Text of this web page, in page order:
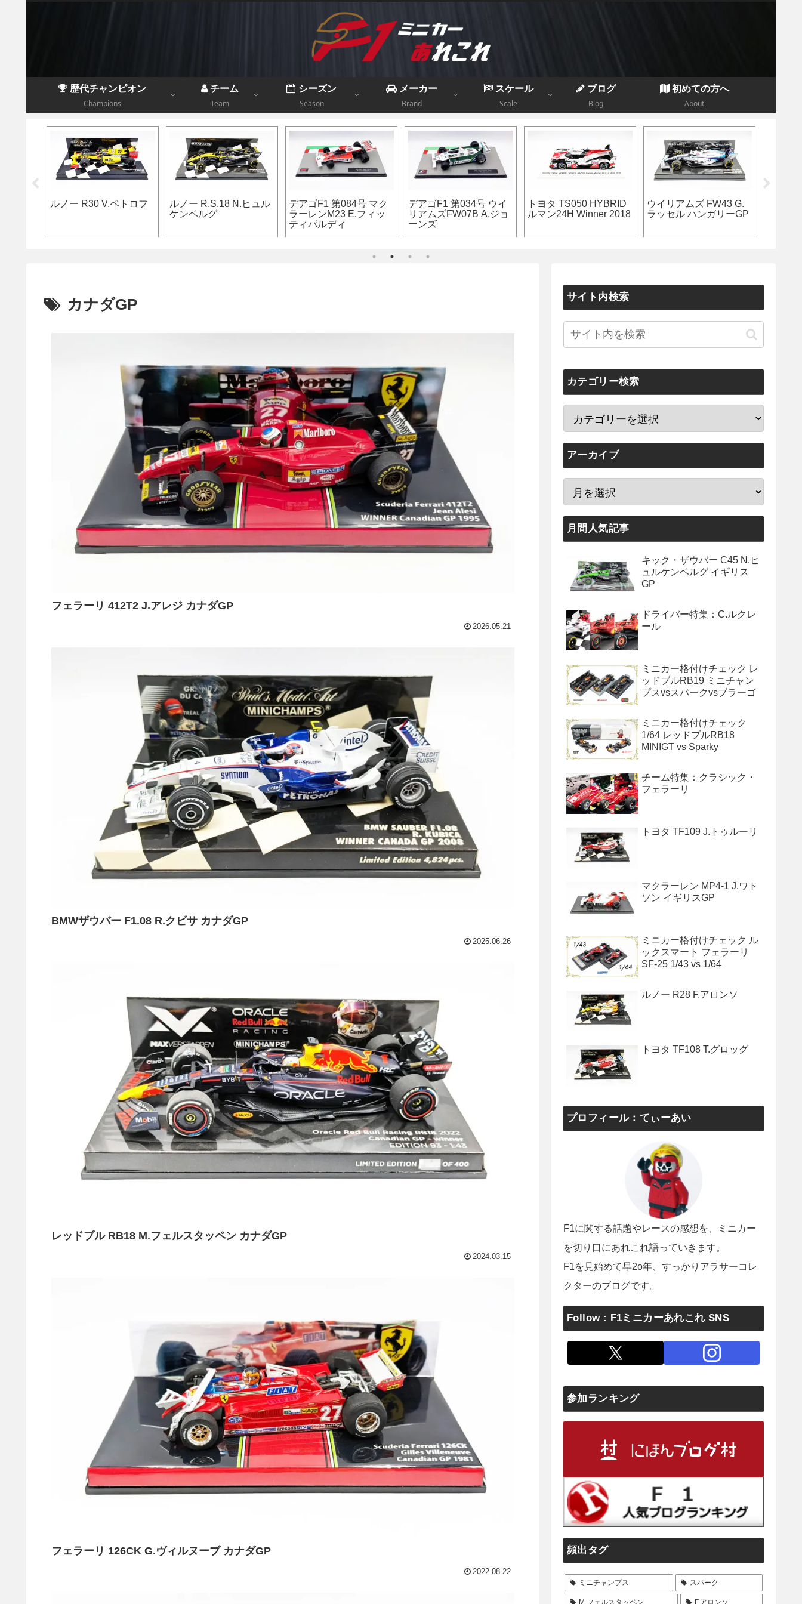
歴代チャンピオン
Champions
チーム
Team
シーズン
Season
メーカー
Brand
スケール
Scale
ブログ
Blog
初めての方へ
About
デアゴF1 第078号 BRM
レイトンハウスマーチ
881 I.カペリ
ルノー R.S.17 R.クビサ
ハンガリーテスト
フェラーリ F2007 F.マ
ッサ
フェラーリ SF70H K.ラ
イコネン モナコGP
メルセデス W12 L.ハミ
ルトン ブラジルGP
カナダGP
フェラーリ 412T2 J.アレジ カナダGP
2026.05.21
BMWザウバー F1.08 R.クビサ カナダGP
2025.06.26
レッドブル RB18 M.フェルスタッペン カナダGP
2024.03.15
フェラーリ 126CK G.ヴィルヌーブ カナダGP
2022.08.22
サイト内検索
カテゴリー検索
アーカイブ
月間人気記事
キック・ザウバー C45 N.ヒ
ュルケンベルグ イギリス
GP
ドライバー特集：C.ルクレ
ール
ミニカー格付けチェック レ
ッドブルRB19 ミニチャン
プスvsスパークvsブラーゴ
ミニカー格付けチェック
1/64 レッドブルRB18
MINIGT vs Sparky
チーム特集：クラシック・
フェラーリ
トヨタ TF109 J.トゥルーリ
マクラーレン MP4-1 J.ワト
ソン イギリスGP
ミニカー格付けチェック ル
ックスマート フェラーリ
SF-25 1/43 vs 1/64
ルノー R28 F.アロンソ
トヨタ TF108 T.グロッグ
プロフィール：てぃーあい
F1に関する話題やレースの感想を、ミニカー
を切り口にあれこれ語っていきます。
F1を見始めて早2o年、すっかりアラサーコレ
クターのブログです。
Follow : F1ミニカーあれこれ SNS
参加ランキング
頻出タグ
ミニチャンプス スパーク
M.フェルスタッペン F.アロンソ